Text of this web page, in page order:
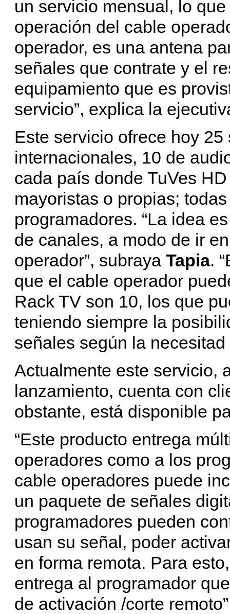
un servicio mensual, lo
operación del cable
operador, es una antena
señales que contrate y el
equipamiento que es
servicio”, explica la
Este servicio ofrece hoy
internacionales, 10 de
cada país donde TuVes
mayoristas o propias;
programadores. “La idea
de canales, a modo de ir
operador”, subraya Tapia.
que el cable operador
Rack TV son 10, los que
teniendo siempre la
señales según la
Actualmente este servicio,
lanzamiento, cuenta con
obstante, está disponible
“Este producto entrega
operadores como a los
cable operadores puede
un paquete de señales
programadores pueden
usan su señal, poder
en forma remota. Para
entrega al programador
de activación /corte